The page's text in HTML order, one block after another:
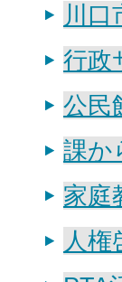
川口
行政
公民
課か
家庭
人権